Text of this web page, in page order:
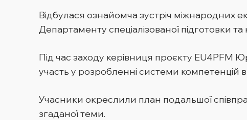
Відбулася ознайомча зустріч міжнародних
Департаменту спеціалізованої підготовки
Під час заходу керівниця проєкту EU4PFM
участь у розробленні системи компетенцій в
Учасники окреслили план подальшої
згаданої теми.